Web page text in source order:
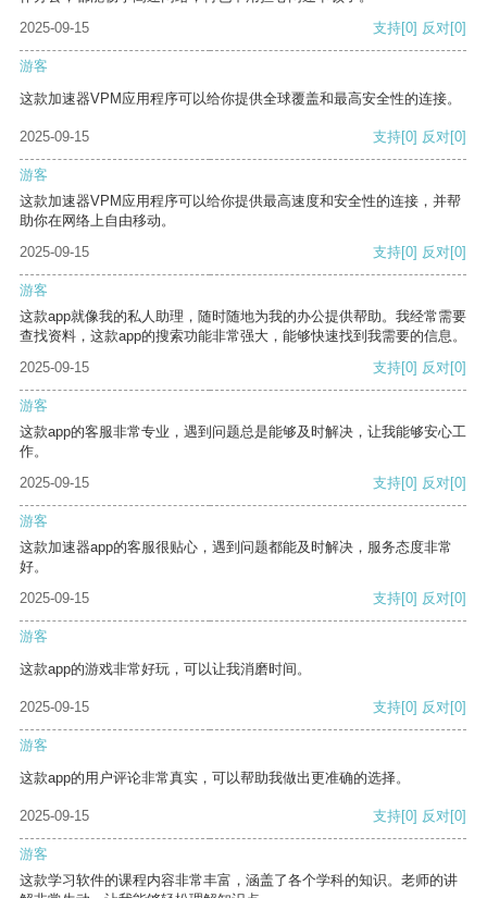
2025-09-15
支持[0] 反对[0]
游客
这款加速器VPM应用程序可以给你提供全球覆盖和最高安全性的连接。
2025-09-15 支持[0] 反对[0]
游客
这款加速器VPM应用程序可以给你提供最高速度和安全性的连接，并帮
助你在网络上自由移动。
2025-09-15
支持[0] 反对[0]
游客
这款app就像我的私人助理，随时随地为我的办公提供帮助。我经常需要
查找资料，这款app的搜索功能非常强大，能够快速找到我需要的信息。
2025-09-15
支持[0] 反对[0]
游客
这款app的客服非常专业，遇到问题总是能够及时解决，让我能够安心工
作。
2025-09-15
支持[0] 反对[0]
游客
这款加速器app的客服很贴心，遇到问题都能及时解决，服务态度非常
好。
2025-09-15
支持[0] 反对[0]
游客
这款app的游戏非常好玩，可以让我消磨时间。
2025-09-15 支持[0] 反对[0]
游客
这款app的用户评论非常真实，可以帮助我做出更准确的选择。
2025-09-15 支持[0] 反对[0]
游客
这款学习软件的课程内容非常丰富，涵盖了各个学科的知识。老师的讲